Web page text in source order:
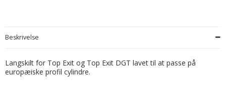
Beskrivelse
Langskilt for Top Exit og Top Exit DGT lavet til at passe på
europæiske profil cylindre.